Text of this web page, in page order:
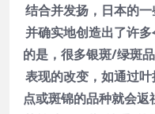
结合并发扬，日本的
并确实地创造出了许
的是，很多银斑/绿斑
表现的改变，如通过
点或斑锦的品种就会